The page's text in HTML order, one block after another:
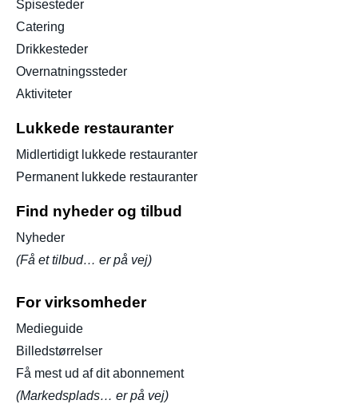
Spisesteder
Catering
Drikkesteder
Overnatningssteder
Aktiviteter
Lukkede restauranter
Midlertidigt lukkede restauranter
Permanent lukkede restauranter
Find nyheder og tilbud
Nyheder
(Få et tilbud… er på vej)
For virksomheder
Medieguide
Billedstørrelser
Få mest ud af dit abonnement
(Markedsplads… er på vej)